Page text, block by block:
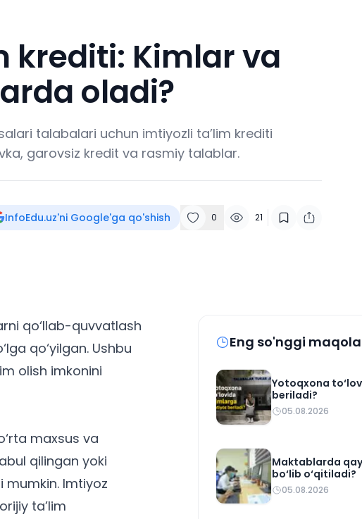
krediti: Kimlar va
oladi?
talabalari uchun imtiyozli ta’lim krediti
garovsiz kredit va rasmiy talablar.
InfoEdu.uz'ni Google'ga qo'shish 0 21
qo‘llab-quvvatlash
qo‘yilgan. Ushbu
olish imkonini
maxsus va
qilingan yoki
Imtiyoz
ta’lim
Eng so'nggi
Yotoqxona
beriladi?
05.08.2026
Maktablarda
bo‘lib o‘qitiladi?
05.08.2026